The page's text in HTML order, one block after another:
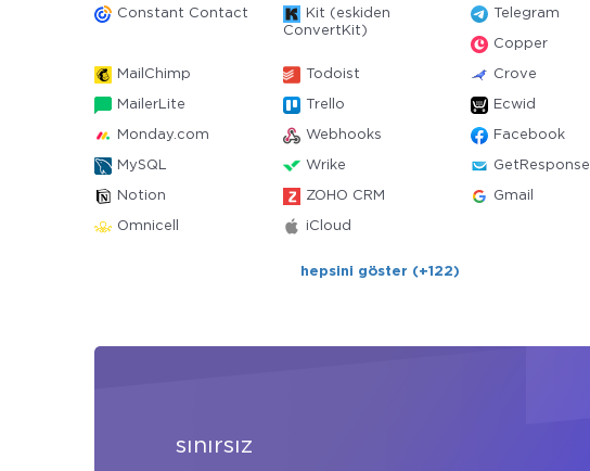
Constant Contact
Kit (eskiden
ConvertKit)
Telegram
Copper
MailChimp Todoist Crove
MailerLite Trello Ecwid
Monday.com Webhooks Facebook
MySQL Wrike GetResponse
Notion ZOHO CRM Gmail
Omnicell iCloud
hepsini göster (+122)
sınırsız